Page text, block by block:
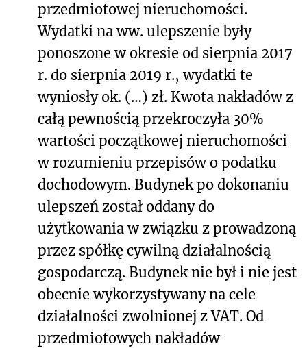
przedmiotowej nieruchomości.
Wydatki na ww. ulepszenie były
ponoszone w okresie od sierpnia 2017
r. do sierpnia 2019 r., wydatki te
wyniosły ok. (…) zł. Kwota nakładów z
całą pewnością przekroczyła 30%
wartości początkowej nieruchomości
w rozumieniu przepisów o podatku
dochodowym. Budynek po dokonaniu
ulepszeń został oddany do
użytkowania w związku z prowadzoną
przez spółkę cywilną działalnością
gospodarczą. Budynek nie był i nie jest
obecnie wykorzystywany na cele
działalności zwolnionej z VAT. Od
przedmiotowych nakładów